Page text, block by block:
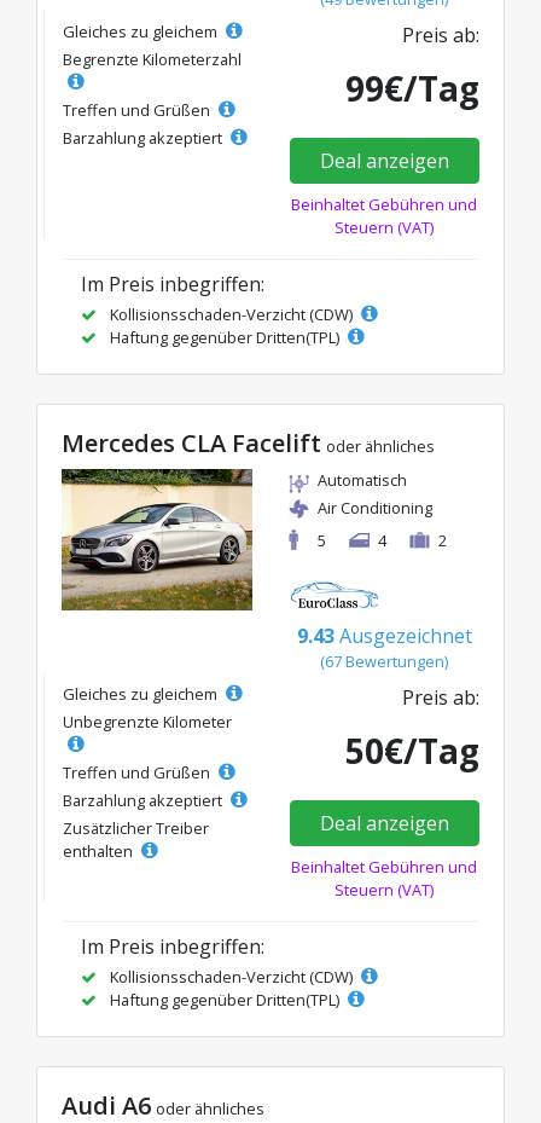
Gleiches zu gleichem
Begrenzte Kilometerzahl
Treffen und Grüßen
Barzahlung akzeptiert
Preis ab:
99€/Tag
Deal anzeigen
Beinhaltet Gebühren und
Steuern (VAT)
Im Preis inbegriffen:
Kollisionsschaden-Verzicht (CDW)
Haftung gegenüber Dritten(TPL)
Mercedes CLA Facelift oder ähnliches
Automatisch
Air Conditioning
5
4 2
9.43 Ausgezeichnet
(67 Bewertungen)
Gleiches zu gleichem
Unbegrenzte Kilometer
Treffen und Grüßen
Barzahlung akzeptiert
Zusätzlicher Treiber
enthalten
Preis ab:
50€/Tag
Deal anzeigen
Beinhaltet Gebühren und
Steuern (VAT)
Im Preis inbegriffen:
Kollisionsschaden-Verzicht (CDW)
Haftung gegenüber Dritten(TPL)
Audi A6 oder ähnliches